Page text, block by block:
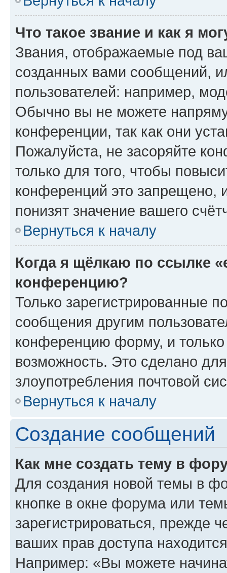
Что такое звание и как я
Звания, отображаемые под
созданных вами сообщений,
пользователей: например,
Обычно вы не можете
конференции, так как они
Пожалуйста, не засоряйте
только для того, чтобы
конференций это запрещено,
понизят значение вашего
Вернуться к началу
Когда я щёлкаю по ссылке
конференцию?
Только зарегистрированные
сообщения другим
конференцию форму, и
возможность. Это сделано
злоупотребления почтовой
Вернуться к началу
Создание сообщений
Как мне создать тему в
Для создания новой темы в
кнопке в окне форума или
зарегистрироваться, прежде
ваших прав доступа
Например: «Вы можете